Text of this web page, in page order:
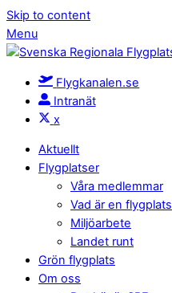
Skip to content
Menu
Flygkanalen.se
Intranät
x
Aktuellt
Flygplatser
Våra medlemmar
Vad är en flygplats
Miljöarbete
Landet runt
Grön flygplats
Om oss